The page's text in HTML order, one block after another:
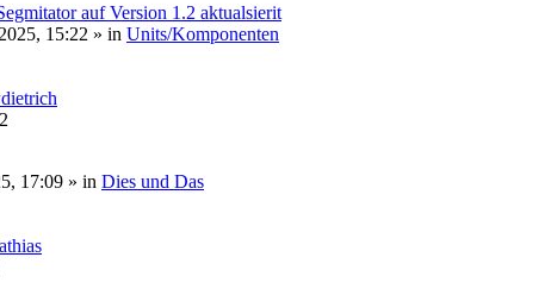
auf Version 1.2 aktualsierit
15:22 » in Units/Komponenten
17:09 » in Dies und Das